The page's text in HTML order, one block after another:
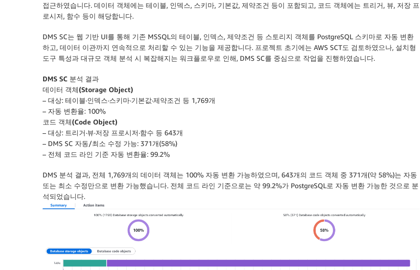
접근하였습니다. 데이터 객체에는 테이블, 인덱스, 스키마, 기본값, 제약조건 등이 포함되고, 코드 객체에는 트리거, 뷰, 저장 프
로시저, 함수 등이 해당합니다.
DMS SC는 웹 기반 UI를 통해 기존 MSSQL의 테이블, 인덱스, 제약조건 등 스토리지 객체를 PostgreSQL 스키마로 자동 변환
하고, 데이터 이관까지 연속적으로 처리할 수 있는 기능을 제공합니다. 프로젝트 초기에는 AWS SCT도 검토하였으나, 설치형
도구 특성과 대규모 객체 분석 시 복잡해지는 워크플로우로 인해, DMS SC를 중심으로 작업을 진행하였습니다.
DMS SC 분석 결과
데이터 객체(Storage Object)
– 대상: 테이블·인덱스·스키마·기본값·제약조건 등 1,769개
– 자동 변환율: 100%
코드 객체(Code Object)
– 대상: 트리거·뷰·저장 프로시저·함수 등 643개
– DMS SC 자동/최소 수정 가능: 371개(58%)
– 전체 코드 라인 기준 자동 변환율: 99.2%
DMS 분석 결과, 전체 1,769개의 데이터 객체는 100% 자동 변환 가능하였으며, 643개의 코드 객체 중 371개(약 58%)는 자동
또는 최소 수정만으로 변환 가능했습니다. 전체 코드 라인 기준으로는 약 99.2%가 PostgreSQL로 자동 변환 가능한 것으로 분
석되었습니다.